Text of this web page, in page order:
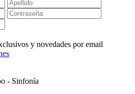
y novedades por email